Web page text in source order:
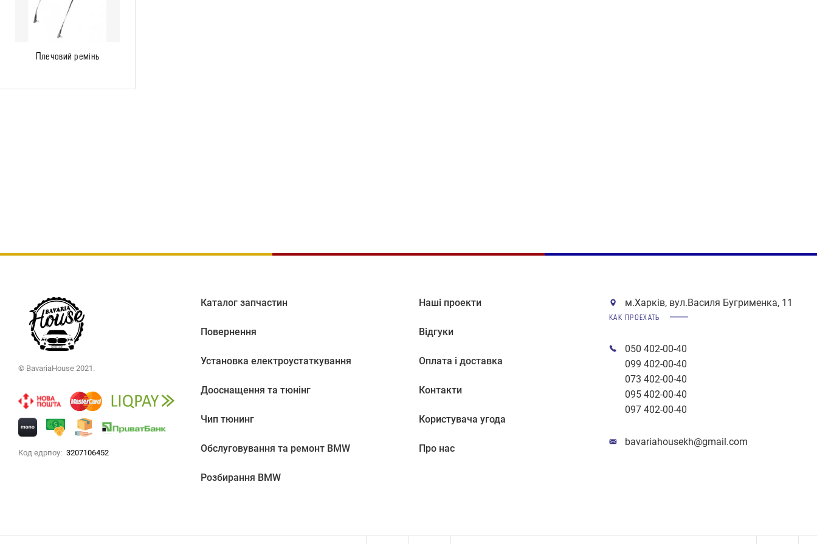
Плечовий ремінь
© BavariaHouse 2021.
Код едрпоу: 3207106452
Каталог запчастин
Повернення
Установка електроустаткування
Дооснащення та тюнінг
Чип тюнинг
Обслуговування та ремонт BMW
Розбирання BMW
Наші проекти
Відгуки
Оплата і доставка
Контакти
Користувача угода
Про нас
м.Харків, вул.Василя Бугрименка, 11
КАК ПРОЕХАТЬ
050 402-00-40
099 402-00-40
073 402-00-40
095 402-00-40
097 402-00-40
bavariahousekh@gmail.com